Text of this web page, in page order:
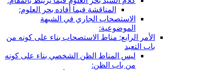
المناقشة فيما أفاده بحر العلوم:
الاستصحاب الجاري في الشبهة
الموضوعية:
الأمر الرابع: مناط الاستصحاب بناء على كونه من
باب التعبد
ليس المناط الظن الشخصي بناء على كونه
من باب الظن: